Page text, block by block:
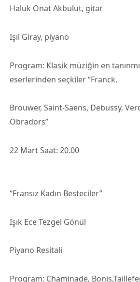
Haluk Onat Akbulut, gitar
Işıl Giray, piyano
Program: Klasik müziğin en
eserlerinden seçkiler “Franck,
Brouwer, Saint-Saens, Debussy,
Obradors”
22 Mart Saat: 20.00
“Fransız Kadın Besteciler”
Işık Ece Tezgel Gönül
Piyano Resitali
Program: Chaminade,